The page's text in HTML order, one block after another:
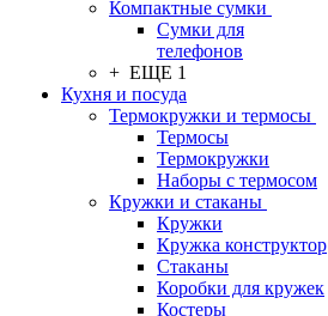
Компактные сумки
Сумки для
телефонов
+ ЕЩЕ 1
Кухня и посуда
Термокружки и термосы
Термосы
Термокружки
Наборы с термосом
Кружки и стаканы
Кружки
Кружка конструктор
Стаканы
Коробки для кружек
Костеры